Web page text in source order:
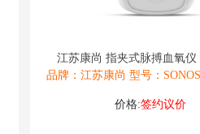
品牌：江苏康尚 型号：
价格:签约议价